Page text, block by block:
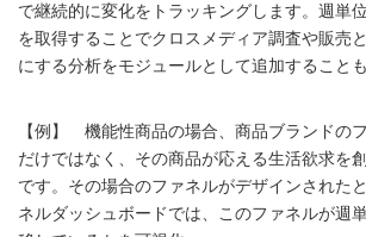
で継続的に変化をトラッキングします。週単
を取得することでクロスメディア調査や販売
にする分析をモジュールとして追加すること
【例】 機能性商品の場合、商品ブランドの
だけではなく、その商品が応える生活欲求を
です。その場合のファネルがデザインされた
ネルダッシュボードでは、このファネルが週